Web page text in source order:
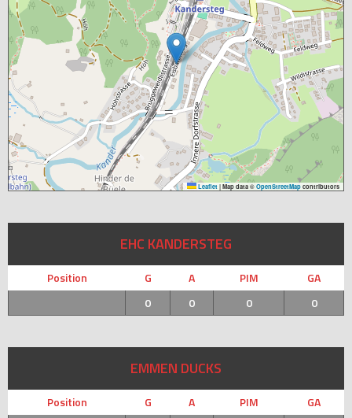
Leaflet | Map data © OpenStreetMap contributors
EHC KANDERSTEG
Position G A PIM
GA
0
0 0 0
EMMEN DUCKS
Position G A PIM
GA